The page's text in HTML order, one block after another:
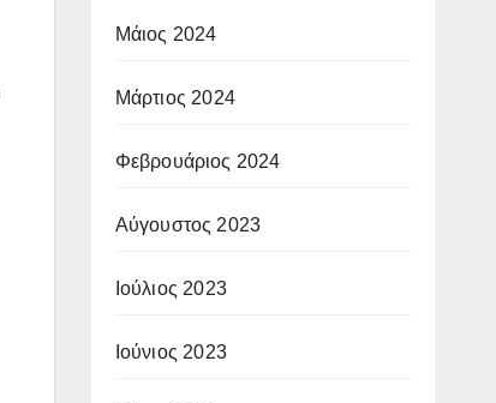
Μάιος 2024
Μάρτιος 2024
Φεβρουάριος 2024
Αύγουστος 2023
Ιούλιος 2023
Ιούνιος 2023